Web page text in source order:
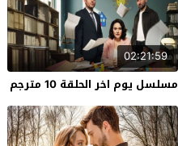
02:21:59
مسلسل يوم اخر الحلقة 10 مترجم